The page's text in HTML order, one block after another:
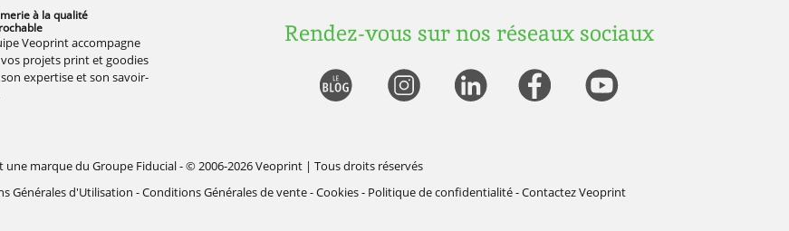
à la qualité
Veoprint accompagne
projets print et goodies
expertise et son savoir-
Rendez-vous sur nos réseaux sociaux
une marque du Groupe Fiducial- © 2006-2026 Veoprint | Tous droits réservés
Générales d'Utilisation -Conditions Générales de vente-Cookies- Politique de confidentialité-Contactez Veoprint